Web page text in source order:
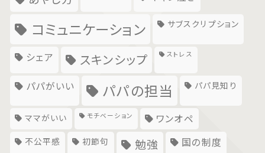
コミュニケーション サブスクリプション
シェア スキンシップ ストレス
パパがいい パパの担当 パパ見知り
ママがいい モチベーション ワンオペ
不公平感 初節句 勉強 国の制度